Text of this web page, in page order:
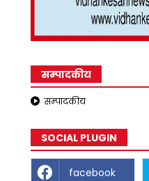
सम्पादकीय
सम्पादकीय
SOCIAL PLUGIN
facebook